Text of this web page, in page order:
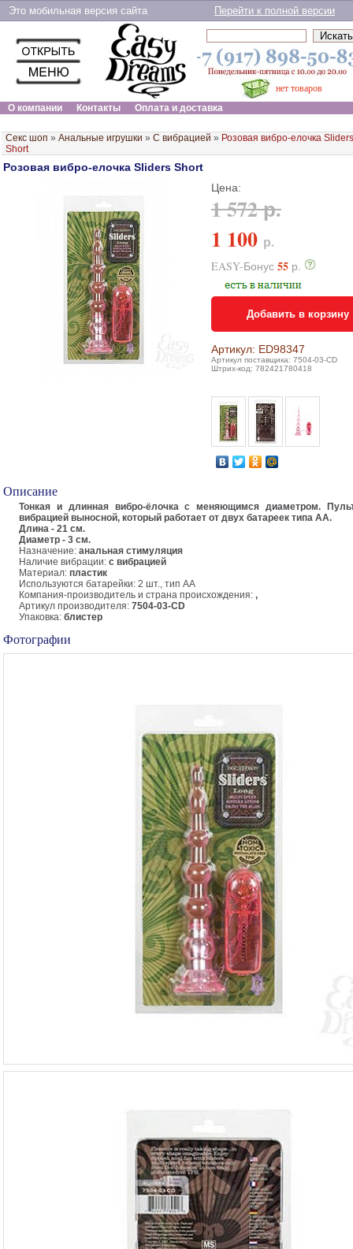
Это мобильная версия сайта Перейти к полной версии
нет товаров
О компании
Контакты Оплата и доставка
Секс шоп » Анальные игрушки » С вибрацией » Розовая вибро-елочка Sliders
Short
Розовая вибро-елочка Sliders Short
Цена:
1 572 р.
1 100 р.
EASY-Бонус 55 р.
Добавить в корзину
Артикул: ED98347
Артикул поставщика: 7504-03-CD
Штрих-код: 782421780418
Описание
Тонкая и длинная вибро-ёлочка с меняющимся диаметром.
вибрацией выносной, который работает от двух батареек типа АА.
Длина - 21 см.
Диаметр - 3 см.
Назначение: анальная стимуляция
Наличие вибрации: с вибрацией
Материал: пластик
Используются батарейки: 2 шт., тип AA
Компания-производитель и страна происхождения: ,
Артикул производителя: 7504-03-CD
Упаковка: блистер
Фотографии